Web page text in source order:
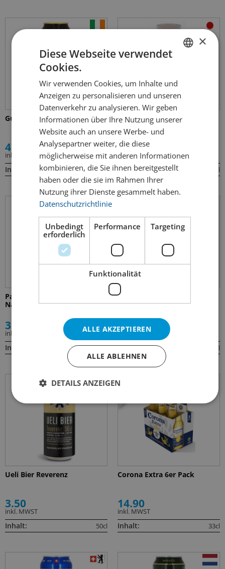
Guinness Draught Stout
4.30
inkl. MWST
Inhalt: 44cl
Kirin Ichiban Premium Press
3.90
inkl. MWST
Inhalt: 50cl
Paulaner Hefe-Weissbier
Naturtrüb
3.20
inkl. MWST
Inhalt: 50cl
Corona Extra
2.90
inkl. MWST
Inhalt: 33cl
Ueli Bier Reverenz
3.50
inkl. MWST
Inhalt: 50cl
Corona Extra 6er Pack
14.90
inkl. MWST
Inhalt: 33cl
FRENCH
×
Diese Webseite verwendet
Cookies.
Wir verwenden Cookies, um Inhalte und
Anzeigen zu personalisieren und unseren
Datenverkehr zu analysieren. Wir geben
Informationen über Ihre Nutzung unserer
Website auch an unsere Werbe- und
Analysepartner weiter, die diese
möglicherweise mit anderen Informationen
kombinieren, die Sie ihnen bereitgestellt
haben oder die sie im Rahmen Ihrer
Nutzung ihrer Dienste gesammelt haben.
Datenschutzrichtlinie
Unbedingt
erforderlich
Performance Targeting
Funktionalität
ALLE AKZEPTIEREN
ALLE ABLEHNEN
DETAILS ANZEIGEN